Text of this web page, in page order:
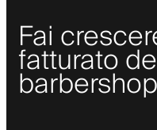
Fai
fatturato